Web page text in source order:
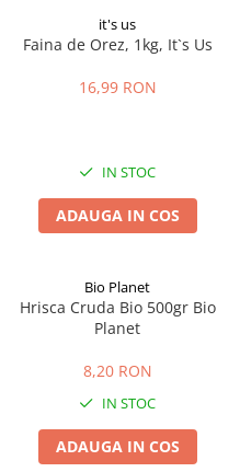
it's us
Faina de Orez, 1kg, It`s Us
16,99 RON
IN STOC
ADAUGA IN COS
Bio Planet
Hrisca Cruda Bio 500gr Bio
Planet
8,20 RON
IN STOC
ADAUGA IN COS